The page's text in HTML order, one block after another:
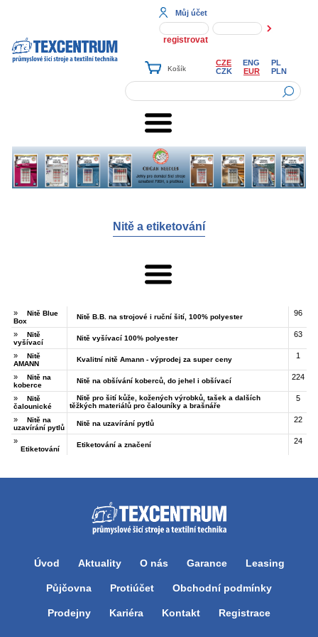
Můj účet
registrovat
CZE ENG
PL
CZK
EUR PLN
Nitě a etiketování
»
Nitě Blue
Box
Nitě B.B. na strojové i ruční šití, 100% polyester 96
»
Nitě
vyšívací
Nitě vyšívací 100% polyester 63
»
Nitě
AMANN
Kvalitní nitě Amann - výprodej za super ceny 1
»
Nitě na
koberce
Nitě na obšívání koberců, do jehel i obšívací 224
»
Nitě
čalounické
Nitě pro šití kůže, kožených výrobků, tašek a dalších
těžkých materiálů pro čalouníky a brašnáře
5
»
Nitě na
uzavírání pytlů
Nitě na uzavírání pytlů 22
»
Etiketování
Etiketování a značení 24
Úvod Aktuality O nás Garance Leasing
Půjčovna Protiúčet Obchodní podmínky
Prodejny Kariéra Kontakt Registrace